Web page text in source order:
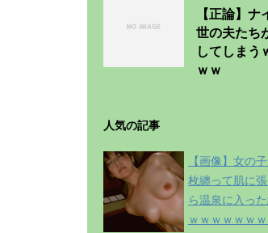
【正論】ナ
世の夫たち
してしまう
ｗｗ
人気の記事
【画像】女の
枚纏って肌に
ら温泉に入っ
ｗｗｗｗｗｗ